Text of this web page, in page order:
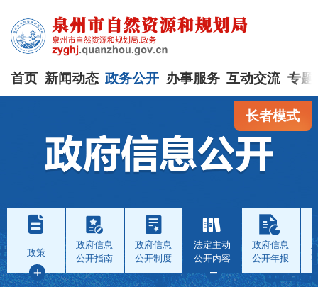
首页 新闻动态 政务公开 办事服务 互动交流 专题
长者模式
政策
政府信息
公开指南
政府信息
公开制度
法定主动
公开内容
政府信息
公开年报